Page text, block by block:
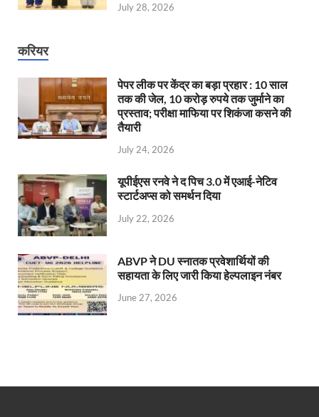
July 28, 2026
करियर
पेपर लीक पर केंद्र का बड़ा प्रहार : 10 साल
तक की जेल, 10 करोड़ रुपये तक जुर्माने का
प्रस्ताव; परीक्षा माफिया पर शिकंजा कसने की
तैयारी
July 24, 2026
यूपीईएस रनवे ने द पिच 3.0 में एआई-नेटिव
स्टार्टअप्स को समर्थन दिया
July 22, 2026
ABVP ने DU स्नातक प्रवेशार्थियों की
सहायता के लिए जारी किया हेल्पलाइन नंबर
June 27, 2026